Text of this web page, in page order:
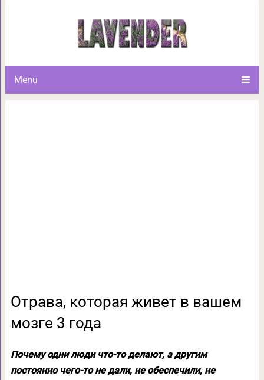
Menu
Отрава, которая
Отрава, которая живет в вашем
мозге 3 года
Почему одни люди что-то делают, а другим
постоянно чего-то не дали, не обеспечили, не